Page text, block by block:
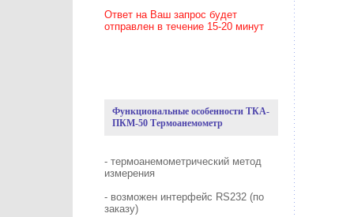
Ответ на Ваш запрос будет
отправлен в течение 15-20 минут
Функциональные особенности ТКА-
ПКМ-50 Термоанемометр
- термоанемометрический метод
измерения
- возможен интерфейс RS232 (по
заказу)